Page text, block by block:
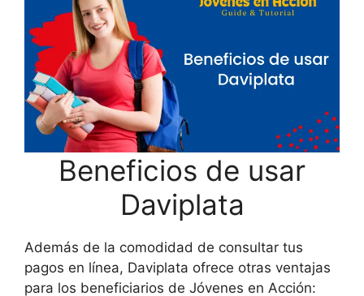
Beneficios de usar
Daviplata
Además de la comodidad de consultar tus
pagos en línea, Daviplata ofrece otras ventajas
para los beneficiarios de Jóvenes en Acción: